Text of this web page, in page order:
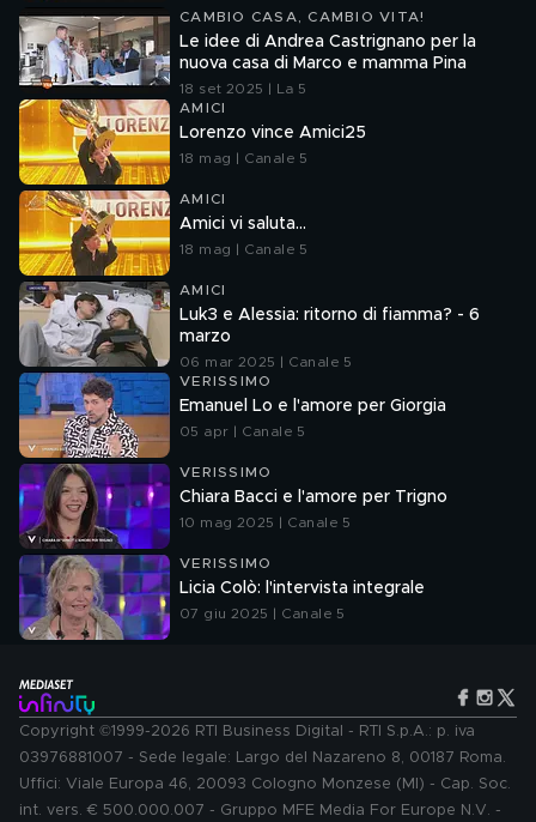
CAMBIO CASA, CAMBIO VITA!
Le idee di Andrea Castrignano per la
nuova casa di Marco e mamma Pina
18 set 2025 | La 5
AMICI
Lorenzo vince Amici25
18 mag | Canale 5
AMICI
Amici vi saluta...
18 mag | Canale 5
AMICI
Luk3 e Alessia: ritorno di fiamma? - 6
marzo
06 mar 2025 | Canale 5
VERISSIMO
Emanuel Lo e l'amore per Giorgia
05 apr | Canale 5
VERISSIMO
Chiara Bacci e l'amore per Trigno
10 mag 2025 | Canale 5
VERISSIMO
Licia Colò: l'intervista integrale
07 giu 2025 | Canale 5
Copyright ©1999-2026 RTI Business Digital - RTI S.p.A.: p. iva
03976881007 - Sede legale: Largo del Nazareno 8, 00187 Roma.
Uffici: Viale Europa 46, 20093 Cologno Monzese (MI) - Cap. Soc.
int. vers. € 500.000.007 - Gruppo MFE Media For Europe N.V. -